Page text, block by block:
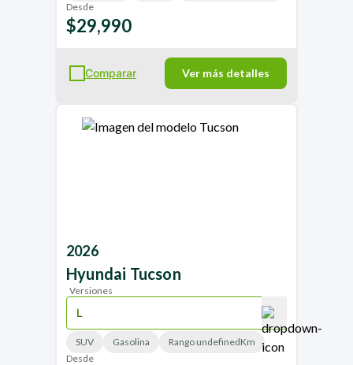
Desde
$29,990
Comparar Ver más detalles
2026
Hyundai Tucson
Versiones
SUV Gasolina
Rango undefinedKm
Desde